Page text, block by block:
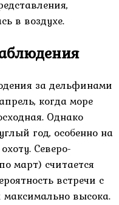
в воздухе.
за дельфинами
когда море
Однако
год, особенно на
Северо-
март) считается
встречи с
высока.